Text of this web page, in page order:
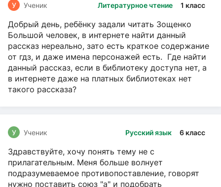
Литературное чтение 1 класс
У Ученик
Добрый день, ребёнку задали читать Зощенко
Большой человек, в интернете найти данный
рассказ нереально, зато есть краткое содержание
от гдз, и даже имена персонажей есть. Где найти
данный рассказ, если в библиотеку доступа нет, а
в интернете даже на платных библиотеках нет
такого рассказа?
Русский язык 6 класс
У Ученик
Здравствуйте, хочу понять тему не с
прилагательным. Меня больше волнует
подразумеваемое противопоставление, говорят
нужно поставить союз "а" и подобрать